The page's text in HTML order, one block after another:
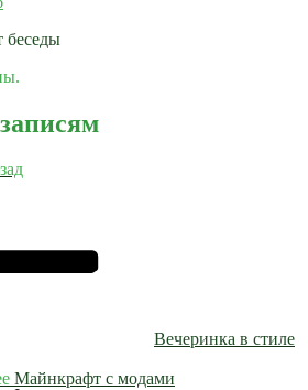
беседы
Вечеринка в стиле
Майнкрафт с модами